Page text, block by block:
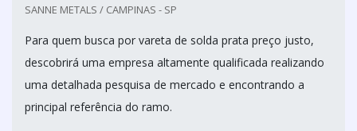
SANNE METALS / CAMPINAS - SP
Para quem busca por vareta de solda prata preço justo,
descobrirá uma empresa altamente qualificada realizando
uma detalhada pesquisa de mercado e encontrando a
principal referência do ramo.